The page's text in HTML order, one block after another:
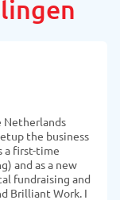
Netherlands
the business
a first-time
and as a new
fundraising and
Brilliant Work. I